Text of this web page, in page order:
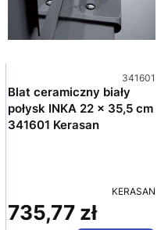
Kod
341601
Blat ceramiczny biały
połysk INKA 22 x 35,5 cm
341601 Kerasan
KERASAN
Cena
735,77 zł